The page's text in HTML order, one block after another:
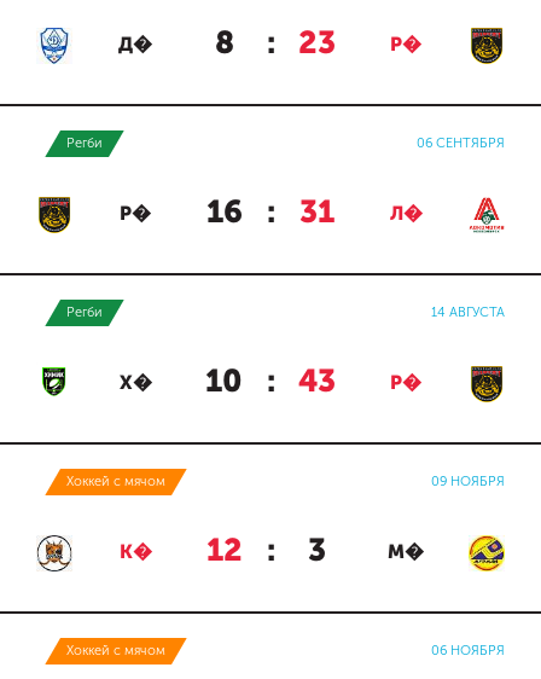
Д� 8 : 23 Р�
Регби 06 СЕНТЯБРЯ
Р� 16 : 31 Л�
Регби 14 АВГУСТА
Х� 10 : 43 Р�
Хоккей с мячом 09 НОЯБРЯ
К� 12 : 3 М�
Хоккей с мячом 06 НОЯБРЯ